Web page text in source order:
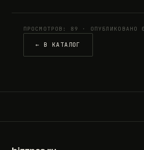
ПРОСМОТРОВ: 89 · ОПУБЛИКОВАНО
← В КАТАЛОГ